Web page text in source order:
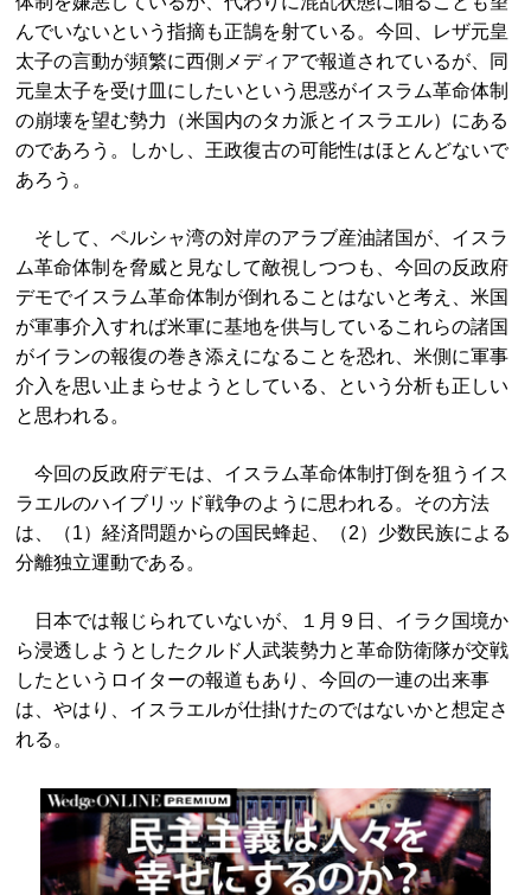
んでいないという指摘も正鵠を射ている。今回、レザ元皇
太子の言動が頻繁に西側メディアで報道されているが、同
元皇太子を受け皿にしたいという思惑がイスラム革命体制
の崩壊を望む勢力（米国内のタカ派とイスラエル）にある
のであろう。しかし、王政復古の可能性はほとんどないで
あろう。
そして、ペルシャ湾の対岸のアラブ産油諸国が、イスラ
ム革命体制を脅威と見なして敵視しつつも、今回の反政府
デモでイスラム革命体制が倒れることはないと考え、米国
が軍事介入すれば米軍に基地を供与しているこれらの諸国
がイランの報復の巻き添えになることを恐れ、米側に軍事
介入を思い止まらせようとしている、という分析も正しい
と思われる。
今回の反政府デモは、イスラム革命体制打倒を狙うイス
ラエルのハイブリッド戦争のように思われる。その方法
は、（1）経済問題からの国民蜂起、（2）少数民族による
分離独立運動である。
日本では報じられていないが、１月９日、イラク国境か
ら浸透しようとしたクルド人武装勢力と革命防衛隊が交戦
したというロイターの報道もあり、今回の一連の出来事
は、やはり、イスラエルが仕掛けたのではないかと想定さ
れる。